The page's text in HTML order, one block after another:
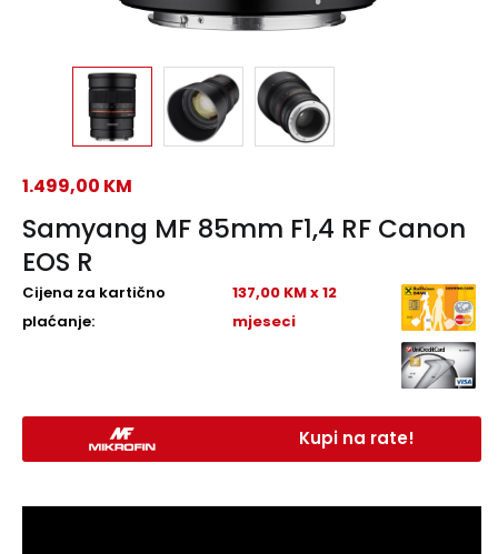
Samyang MF 85mm F1,4 RF Canon
EOS R
1.499,00 KM
Cijena za kartično
plaćanje:
137,00 KM x 12
mjeseci
Kupi na rate!